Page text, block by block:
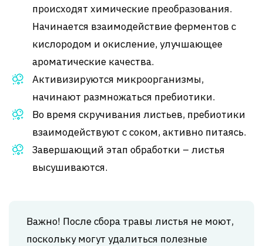
происходят химические преобразования.
Начинается взаимодействие ферментов с
кислородом и окисление, улучшающее
ароматические качества.
Активизируются микроорганизмы,
начинают размножаться пребиотики.
Во время скручивания листьев, пребиотики
взаимодействуют с соком, активно питаясь.
Завершающий этап обработки – листья
высушиваются.
Важно! После сбора травы листья не моют,
поскольку могут удалиться полезные